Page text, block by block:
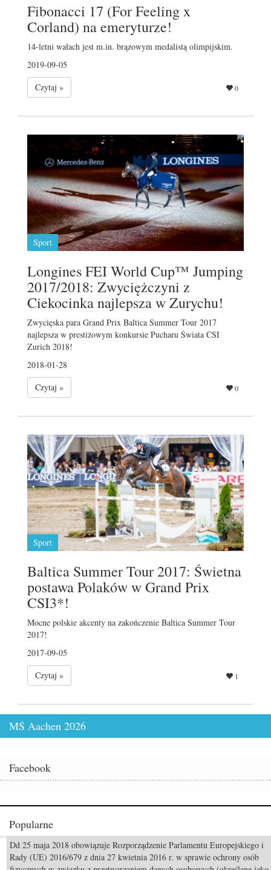
Fibonacci 17 (For Feeling x
Corland) na emeryturze!
14-letni wałach jest m.in. brązowym medalistą olimpijskim.
2019-09-05
Czytaj »
0
Sport
Longines FEI World Cup™ Jumping
2017/2018: Zwyciężczyni z
Ciekocinka najlepsza w Zurychu!
Zwycięska para Grand Prix Baltica Summer Tour 2017
najlepsza w prestiżowym konkursie Pucharu Świata CSI
Zurich 2018!
2018-01-28
Czytaj »
0
Sport
Baltica Summer Tour 2017: Świetna
postawa Polaków w Grand Prix
CSI3*!
Mocne polskie akcenty na zakończenie Baltica Summer Tour
2017!
2017-09-05
Czytaj »
1
MŚ Aachen 2026
Facebook
Popularne
Odszedł Monty Roberts – człowiek, który nauczył świat słuchać koni
Dd 25 maja 2018 obowiązuje Rozporządzenie Parlamentu Europejskiego i
Rady (UE) 2016/679 z dnia 27 kwietnia 2016 r. w sprawie ochrony osób